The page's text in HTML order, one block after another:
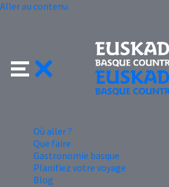
Aller au contenu
Où aller ?
Que faire
Gastronomie basque
Planifiez votre voyage
Blog